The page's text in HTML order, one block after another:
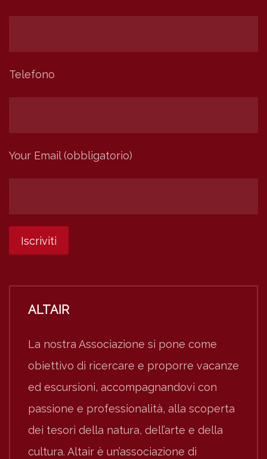
Telefono
Your Email (obbligatorio)
ALTAIR
La nostra Associazione si pone come
obiettivo di ricercare e proporre vacanze
ed escursioni, accompagnandovi con
passione e professionalità, alla scoperta
dei tesori della natura, dell’arte e della
cultura. Altair è un’associazione di